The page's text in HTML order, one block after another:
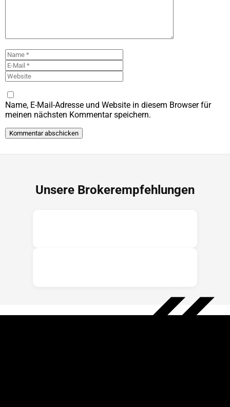
Name
Mail
Name, E-Mail-Adresse und Website in diesem Browser für
meinen nächsten Kommentar speichern.
Unsere Brokerempfehlungen